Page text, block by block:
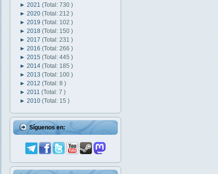
► 2021 (Total: 730 )
► 2020 (Total: 212 )
► 2019 (Total: 102 )
► 2018 (Total: 150 )
► 2017 (Total: 231 )
► 2016 (Total: 266 )
► 2015 (Total: 445 )
► 2014 (Total: 185 )
► 2013 (Total: 100 )
► 2012 (Total: 8 )
► 2011 (Total: 7 )
► 2010 (Total: 15 )
Síguenos en: